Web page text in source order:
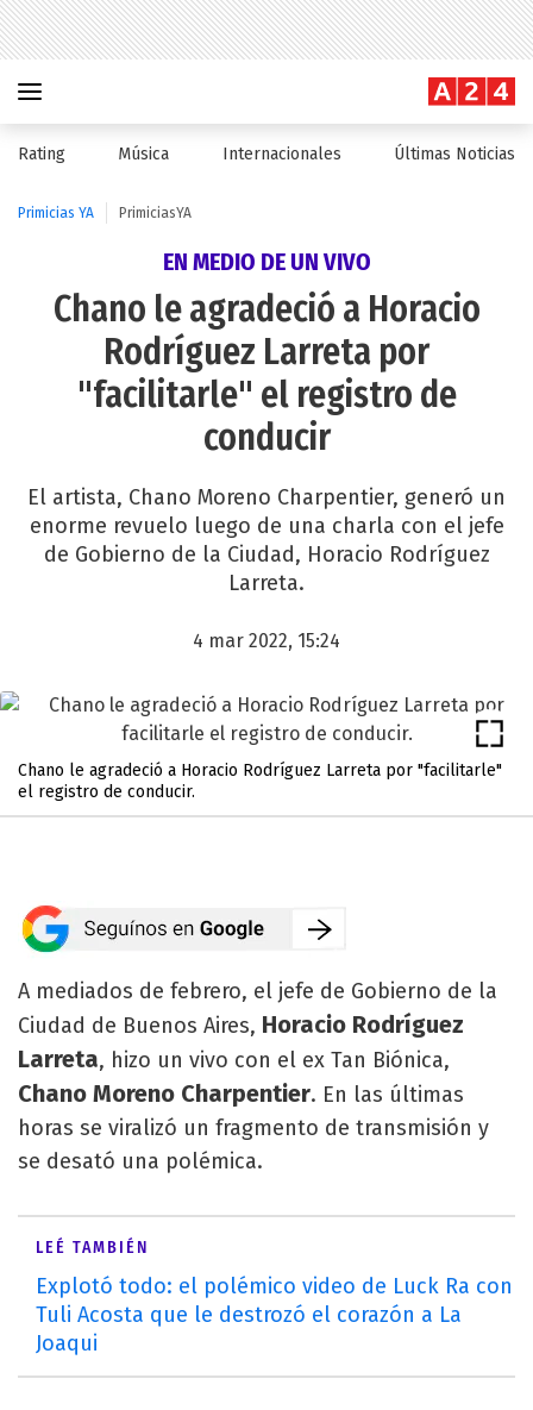
Rating Música Internacionales Últimas Noticias
Primicias YA PrimiciasYA
EN MEDIO DE UN VIVO
Chano le agradeció a Horacio
Rodríguez Larreta por
"facilitarle" el registro de
conducir
El artista, Chano Moreno Charpentier, generó un
enorme revuelo luego de una charla con el jefe
de Gobierno de la Ciudad, Horacio Rodríguez
Larreta.
4 mar 2022, 15:24
Chano le agradeció a Horacio Rodríguez Larreta por "facilitarle"
el registro de conducir.
A mediados de febrero, el jefe de Gobierno de la
Ciudad de Buenos Aires, Horacio Rodríguez
Larreta, hizo un vivo con el ex Tan Biónica,
Chano Moreno Charpentier. En las últimas
horas se viralizó un fragmento de transmisión y
se desató una polémica.
LEÉ TAMBIÉN
Explotó todo: el polémico video de Luck Ra con
Tuli Acosta que le destrozó el corazón a La
Joaqui